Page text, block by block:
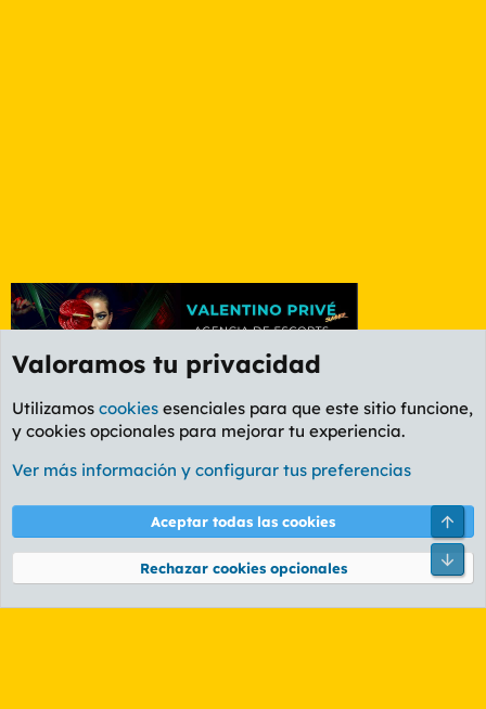
Foro General
Cookies
PL OLDSTYLE AMARILLO
Términos y reglas Política de privacidad Ayuda
Community platform by XenForo® © 2010-2026 XenForo Ltd.
Valoramos tu privacidad
Utilizamos cookies esenciales para que este sitio funcione,
y cookies opcionales para mejorar tu experiencia.
Ver más información y configurar tus preferencias
Aceptar todas las cookies
Rechazar cookies opcionales
Pie